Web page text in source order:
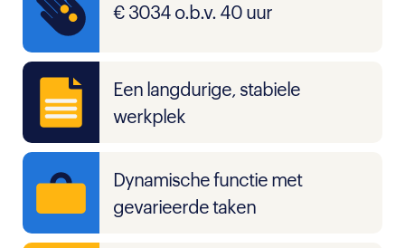
€ 3034 o.b.v. 40 uur
Een langdurige, stabiele
werkplek
Dynamische functie met
gevarieerde taken